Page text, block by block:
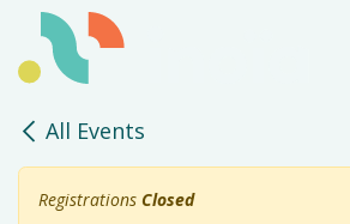
Skip to Content
All Events
Registrations Closed